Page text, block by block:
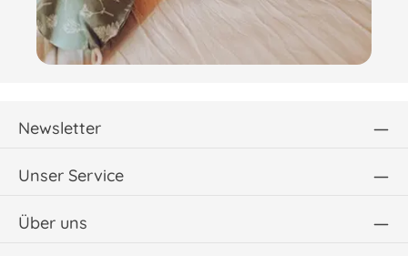
Newsletter
Unser Service
Über uns